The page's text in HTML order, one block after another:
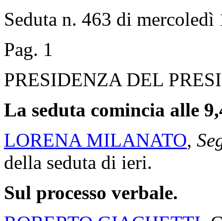
Seduta n. 463 di mercoledì
Pag. 1
PRESIDENZA DEL
La seduta comincia alle
LORENA MILANATO,
della seduta di ieri.
Sul processo verbale.